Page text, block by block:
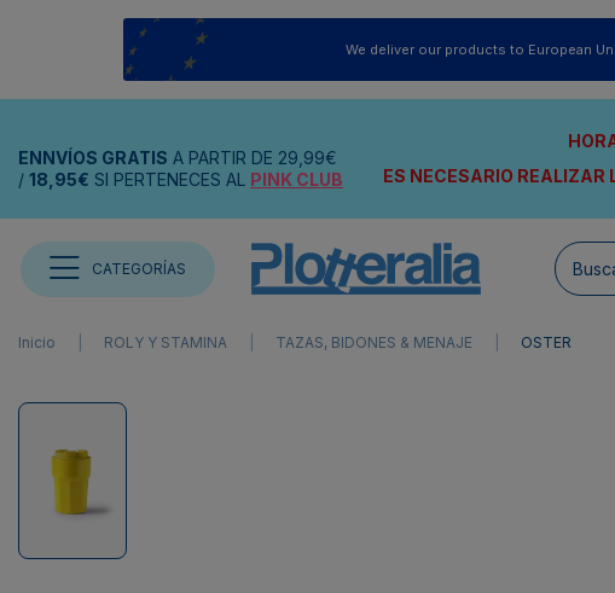
We deliver our products to European
ENNVÍOS GRATIS A PARTIR DE 29,99€
/ 18,95€ SI PERTENECES AL PINK CLUB
ES NECESARIO REALIZAR
CATEGORÍAS
Inicio ROLY Y STAMINA TAZAS, BIDONES & MENAJE OSTER